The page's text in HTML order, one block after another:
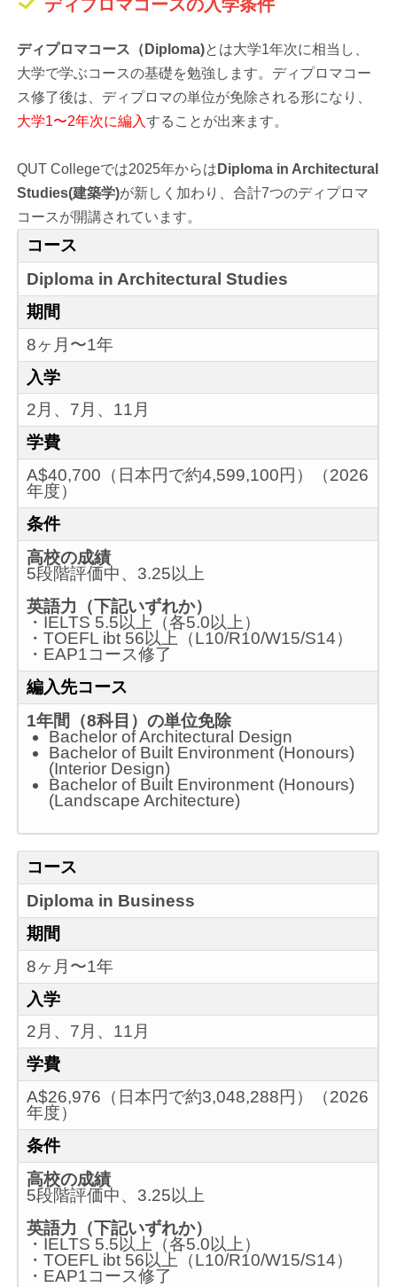
ディプロマコースの入学条件
ディプロマコース（Diploma)とは大学1年次に相当し、
大学で学ぶコースの基礎を勉強します。ディプロマコー
ス修了後は、ディプロマの単位が免除される形になり、
大学1〜2年次に編入することが出来ます。
QUT Collegeでは2025年からは Diploma in Architectural
Studies(建築学)が新しく加わり、合計7つのディプロマ
コースが開講されています。
コース
Diploma in Architectural Studies
期間
8ヶ月〜1年
入学
2月、7月、11月
学費
A$40,700（日本円で約4,599,100円）（2026
年度）
条件
高校の成績
5段階評価中、3.25以上
英語力（下記いずれか）
・IELTS 5.5以上（各5.0以上）
・TOEFL ibt 56以上（L10/R10/W15/S14）
・EAP1コース修了
編入先コース
1年間（8科目）の単位免除
Bachelor of Architectural Design
Bachelor of Built Environment (Honours)
(Interior Design)
Bachelor of Built Environment (Honours)
(Landscape Architecture)
コース
Diploma in Business
期間
8ヶ月〜1年
入学
2月、7月、11月
学費
A$26,976（日本円で約3,048,288円）（2026
年度）
条件
高校の成績
5段階評価中、3.25以上
英語力（下記いずれか）
・IELTS 5.5以上（各5.0以上）
・TOEFL ibt 56以上（L10/R10/W15/S14）
・EAP1コース修了